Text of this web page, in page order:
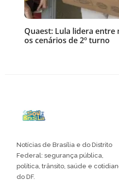
Quaest: Lula lidera
os cenários de 2º turno
Notícias de Brasília e do Distrito
Federal: segurança pública,
política, trânsito, saúde e
do DF.